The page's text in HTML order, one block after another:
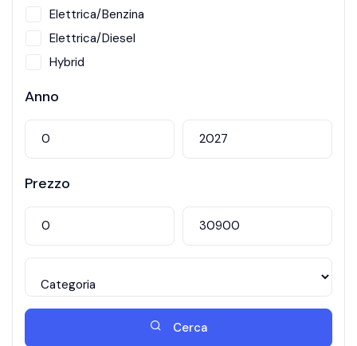
Elettrica/Benzina
Elettrica/Diesel
Hybrid
Anno
Prezzo
Cerca